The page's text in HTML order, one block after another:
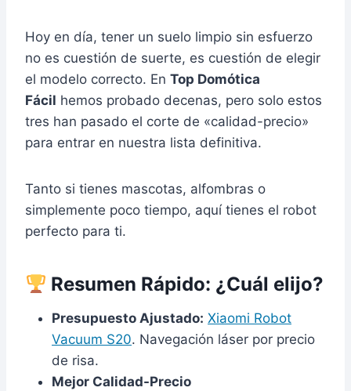
Hoy en día, tener un suelo limpio sin esfuerzo
no es cuestión de suerte, es cuestión de elegir
el modelo correcto. En Top Domótica
Fácil hemos probado decenas, pero solo estos
tres han pasado el corte de «calidad-precio»
para entrar en nuestra lista definitiva.
Tanto si tienes mascotas, alfombras o
simplemente poco tiempo, aquí tienes el robot
perfecto para ti.
Resumen Rápido: ¿Cuál elijo?
Presupuesto Ajustado: Xiaomi Robot
Vacuum S20. Navegación láser por precio
de risa.
Mejor Calidad-Precio